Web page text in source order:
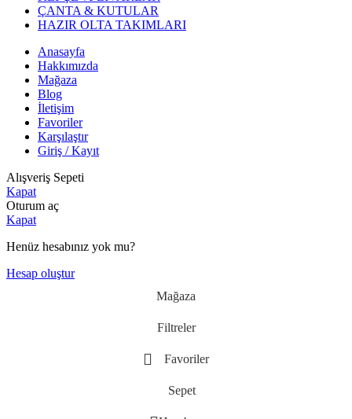
ÇANTA & KUTULAR
HAZIR OLTA TAKIMLARI
Anasayfa
Hakkımızda
Mağaza
Blog
İletişim
Favoriler
Karşılaştır
Giriş / Kayıt
Alışveriş Sepeti
Kapat
Oturum aç
Kapat
Henüz hesabınız yok mu?
Hesap oluştur
Mağaza
Filtreler
Favoriler
Sepet